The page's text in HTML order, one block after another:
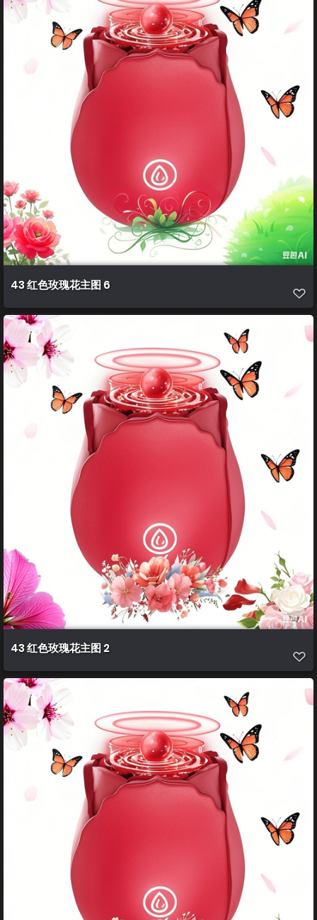
43 红色玫瑰花主图 6
43 红色玫瑰花主图 2